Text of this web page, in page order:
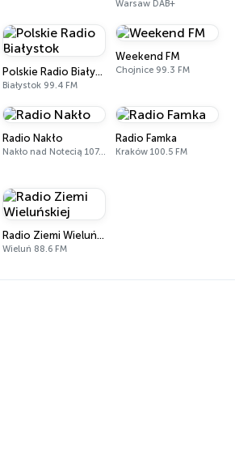
Warsaw DAB+
Polskie Radio Białystok
Białystok 99.4 FM
Weekend FM
Chojnice 99.3 FM
Radio Nakło
Nakło nad Notecią 107.5 FM
Radio Famka
Kraków 100.5 FM
Radio Ziemi Wieluńskiej
Wieluń 88.6 FM